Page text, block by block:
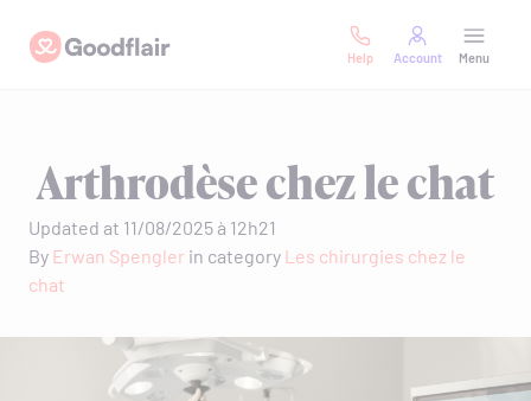
content
Goodflair
Help Account Menu
Arthrodèse chez le chat
Updated at 11/08/2025 à 12h21
By Erwan Spengler in category Les chirurgies chez le
chat